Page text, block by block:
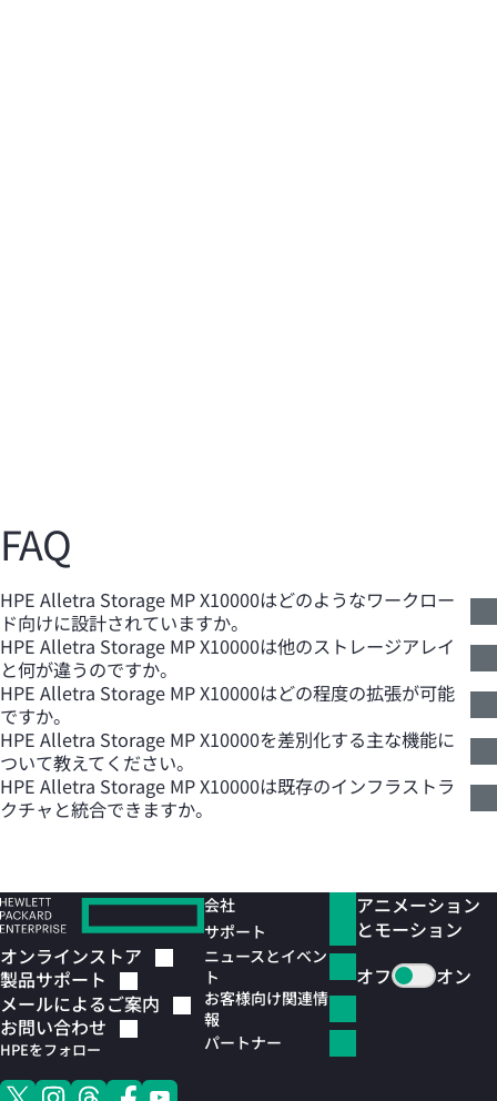
FAQ
HPE Alletra Storage MP X10000はどのようなワークロー
ド向けに設計されていますか。
HPE Alletra Storage MP X10000は他のストレージアレイ
と何が違うのですか。
HPE Alletra Storage MP X10000はどの程度の拡張が可能
ですか。
HPE Alletra Storage MP X10000を差別化する主な機能に
ついて教えてください。
HPE Alletra Storage MP X10000は既存のインフラストラ
クチャと統合できますか。
オンラインストア
製品サポート
メールによるご案内
お問い合わせ
HPEをフォロー
会社
サポート
ニュースとイベン
ト
お客様向け関連情
報
パートナー
アニメーション
とモーション
オフ
オン